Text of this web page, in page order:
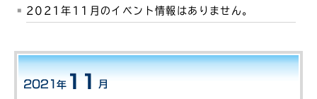
2021年11月のイベント情報はありません。